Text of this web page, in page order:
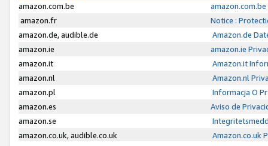
amazon.com.be
amazon.fr
Notice :
amazon.de, audible.de
Amazon.de
amazon.ie
amazon.ie
amazon.it
Amazon.it
amazon.nl
Amazon.nl
amazon.pl
Informacja O
amazon.es
Aviso de
amazon.se
amazon.co.uk, audible.co.uk
Amazon.co.uk